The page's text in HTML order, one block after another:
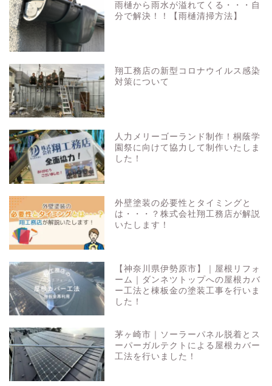
雨樋から雨水が溢れてくる・・・自
分で解決！！【雨樋清掃方法】
翔工務店の新型コロナウイルス感染
対策について
人力メリーゴーランド制作！桐蔭学
園祭に向けて協力して制作いたしま
した！
外壁塗装の必要性とタイミングと
は・・・？株式会社翔工務店が解説
いたします！
【神奈川県伊勢原市】｜屋根リフォ
ーム｜ダンネツトップへの屋根カバ
ー工法と棟板金の塗装工事を行いま
した！
茅ヶ崎市｜ソーラーパネル脱着とス
ーパーガルテクトによる屋根カバー
工法を行いました！